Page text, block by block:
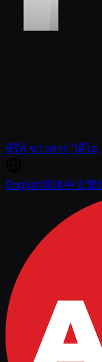
ซีรีส์ ข่าวสาร วิดีโอ
English简体中文繁